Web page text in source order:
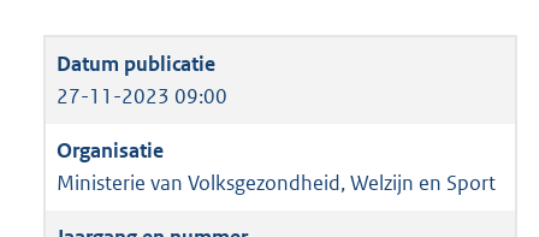
27-11-2023 09:00
Ministerie van Volksgezondheid, Welzijn en Sport